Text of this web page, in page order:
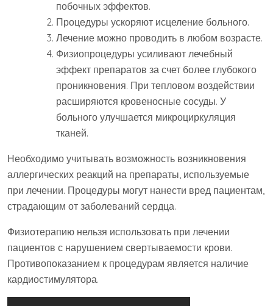
побочных эффектов.
Процедуры ускоряют исцеление больного.
Лечение можно проводить в любом возрасте.
Физиопроцедуры усиливают лечебный
эффект препаратов за счет более глубокого
проникновения. При тепловом воздействии
расширяются кровеносные сосуды. У
больного улучшается микроциркуляция
тканей.
Необходимо учитывать возможность возникновения
аллергических реакций на препараты, используемые
при лечении. Процедуры могут нанести вред пациентам,
страдающим от заболеваний сердца.
Физиотерапию нельзя использовать при лечении
пациентов с нарушением свертываемости крови.
Противопоказанием к процедурам является наличие
кардиостимулятора.